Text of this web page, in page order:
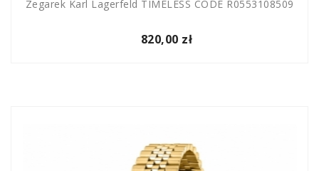
Zegarek Karl Lagerfeld TIMELESS CODE R0553108509
820,00 zł